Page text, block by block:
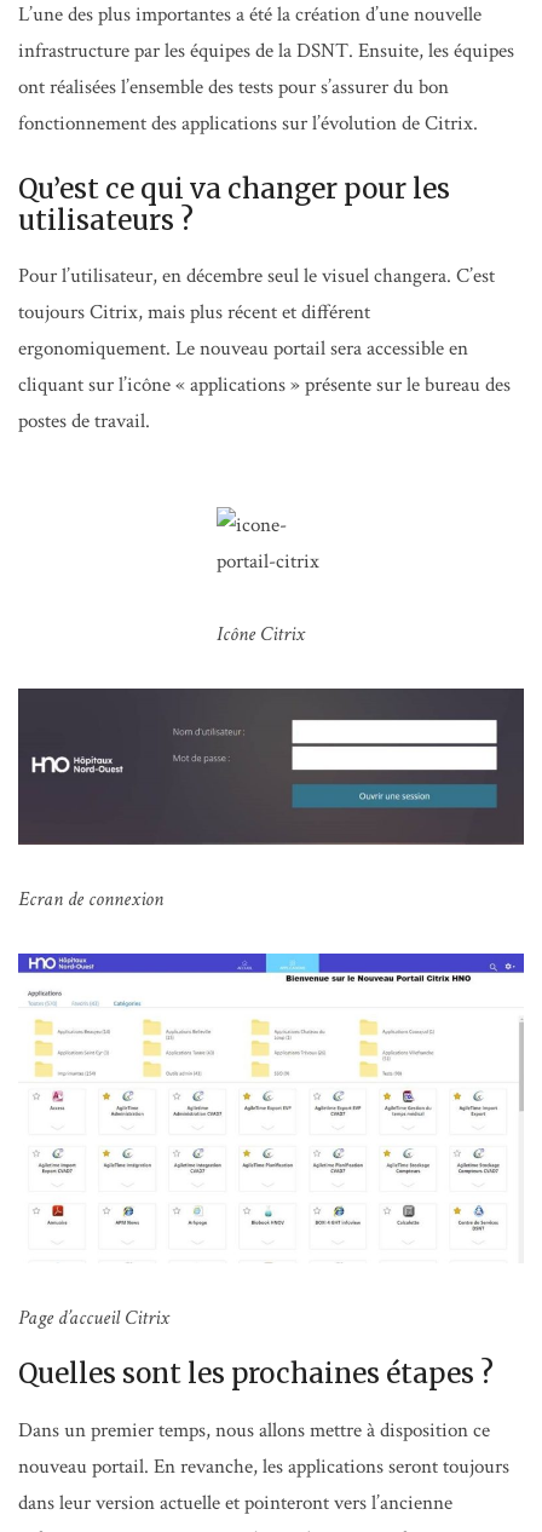
L’une des plus importantes a été la création d’une nouvelle
infrastructure par les équipes de la DSNT. Ensuite, les équipes
ont réalisées l’ensemble des tests pour s’assurer du bon
fonctionnement des applications sur l’évolution de Citrix.
Qu’est ce qui va changer pour les
utilisateurs ?
Pour l’utilisateur, en décembre seul le visuel changera. C’est
toujours Citrix, mais plus récent et différent
ergonomiquement. Le nouveau portail sera accessible en
cliquant sur l’icône « applications » présente sur le bureau des
postes de travail.
Icône Citrix
Ecran de connexion
Page d’accueil Citrix
Quelles sont les prochaines étapes ?
Dans un premier temps, nous allons mettre à disposition ce
nouveau portail. En revanche, les applications seront toujours
dans leur version actuelle et pointeront vers l’ancienne